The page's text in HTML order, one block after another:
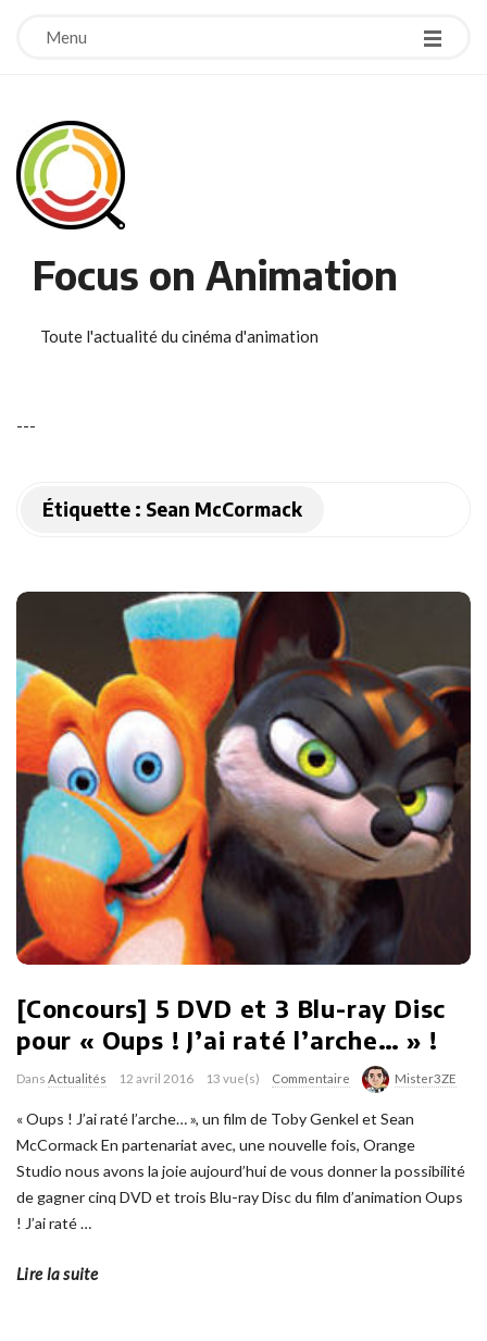
Menu
Focus on Animation
Toute l'actualité du cinéma d'animation
---
Étiquette : Sean McCormack
[Concours] 5 DVD et 3 Blu-ray Disc
pour « Oups ! J’ai raté l’arche… » !
Dans Actualités 12 avril 2016 13 vue(s) Commentaire Mister3ZE
« Oups ! J’ai raté l’arche… », un film de Toby Genkel et Sean
McCormack En partenariat avec, une nouvelle fois, Orange
Studio nous avons la joie aujourd’hui de vous donner la possibilité
de gagner cinq DVD et trois Blu-ray Disc du film d’animation Oups
! J’ai raté…
Lire la suite